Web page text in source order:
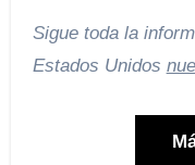
Sigue toda la
Estados Unidos